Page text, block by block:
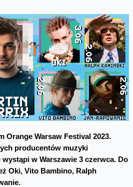
Orange Warsaw Festival 2023.
producentów muzyki
w Warszawie 3 czerwca. Do
Oki, Vito Bambino, Ralph